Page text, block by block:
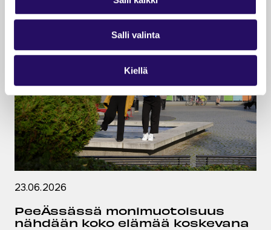
Salli valinta
Kiellä
23.06.2026
PeeÄssässä monimuotoisuus
nähdään koko elämää koskevana